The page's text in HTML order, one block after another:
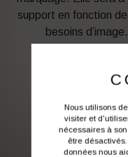
support en fonction
besoins
03 27 28 87
Nous utilisons
visiter et
nécessaires à
être
données nous